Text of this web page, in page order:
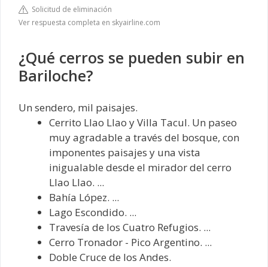
Solicitud de eliminación
Ver respuesta completa en skyairline.com
¿Qué cerros se pueden subir en
Bariloche?
Un sendero, mil paisajes.
Cerrito Llao Llao y Villa Tacul. Un paseo
muy agradable a través del bosque, con
imponentes paisajes y una vista
inigualable desde el mirador del cerro
Llao Llao. ...
Bahía López. ...
Lago Escondido. ...
Travesía de los Cuatro Refugios. ...
Cerro Tronador - Pico Argentino. ...
Doble Cruce de los Andes.